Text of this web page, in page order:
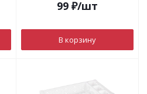
99 ₽/шт
В корзину